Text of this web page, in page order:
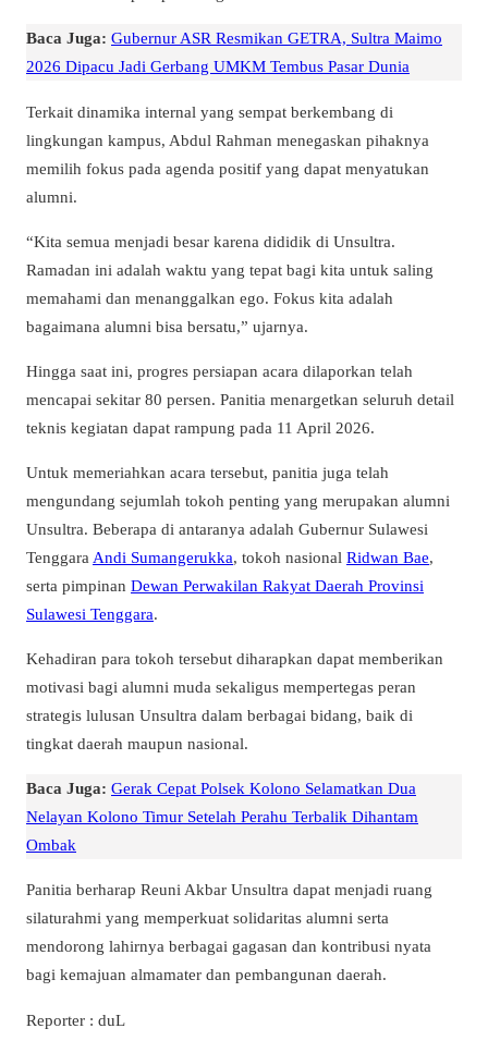
Baca Juga: Gubernur ASR Resmikan GETRA, Sultra Maimo
2026 Dipacu Jadi Gerbang UMKM Tembus Pasar Dunia
Terkait dinamika internal yang sempat berkembang di
lingkungan kampus, Abdul Rahman menegaskan pihaknya
memilih fokus pada agenda positif yang dapat menyatukan
alumni.
“Kita semua menjadi besar karena dididik di Unsultra.
Ramadan ini adalah waktu yang tepat bagi kita untuk saling
memahami dan menanggalkan ego. Fokus kita adalah
bagaimana alumni bisa bersatu,” ujarnya.
Hingga saat ini, progres persiapan acara dilaporkan telah
mencapai sekitar 80 persen. Panitia menargetkan seluruh detail
teknis kegiatan dapat rampung pada 11 April 2026.
Untuk memeriahkan acara tersebut, panitia juga telah
mengundang sejumlah tokoh penting yang merupakan alumni
Unsultra. Beberapa di antaranya adalah Gubernur Sulawesi
Tenggara Andi Sumangerukka, tokoh nasional Ridwan Bae,
serta pimpinan Dewan Perwakilan Rakyat Daerah Provinsi
Sulawesi Tenggara.
Kehadiran para tokoh tersebut diharapkan dapat memberikan
motivasi bagi alumni muda sekaligus mempertegas peran
strategis lulusan Unsultra dalam berbagai bidang, baik di
tingkat daerah maupun nasional.
Baca Juga: Gerak Cepat Polsek Kolono Selamatkan Dua
Nelayan Kolono Timur Setelah Perahu Terbalik Dihantam
Ombak
Panitia berharap Reuni Akbar Unsultra dapat menjadi ruang
silaturahmi yang memperkuat solidaritas alumni serta
mendorong lahirnya berbagai gagasan dan kontribusi nyata
bagi kemajuan almamater dan pembangunan daerah.
Reporter : duL